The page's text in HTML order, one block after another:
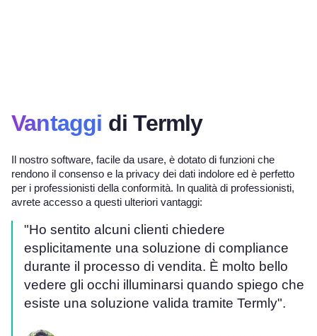
Vantaggi di Termly
Il nostro software, facile da usare, è dotato di funzioni che
rendono il consenso e la privacy dei dati indolore ed è perfetto
per i professionisti della conformità. In qualità di professionisti,
avrete accesso a questi ulteriori vantaggi:
"Ho sentito alcuni clienti chiedere
esplicitamente una soluzione di compliance
durante il processo di vendita. È molto bello
vedere gli occhi illuminarsi quando spiego che
esiste una soluzione valida tramite Termly".